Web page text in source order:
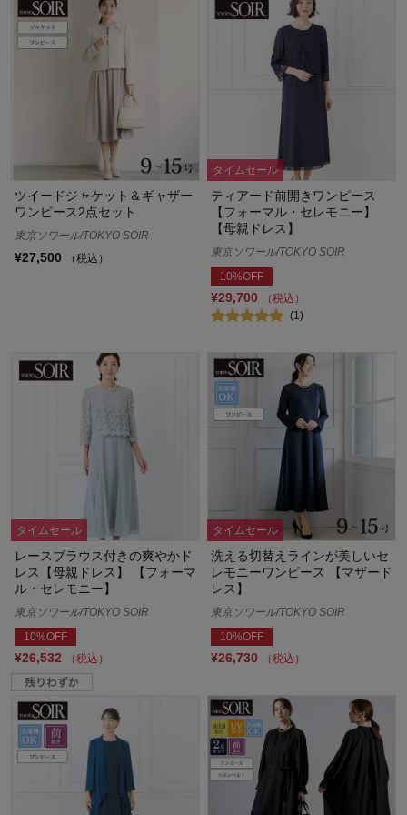
ツイードジャケット＆ギャザー
ワンピース2点セット
東京ソワール/TOKYO SOIR
¥27,500 （税込）
タイムセール
ティアード前開きワンピース
【フォーマル・セレモニー】
【母親ドレス】
東京ソワール/TOKYO SOIR
10%OFF
¥29,700
（税込）
(1)
タイムセール
レースブラウス付きの爽やかド
レス【母親ドレス】 【フォーマ
ル・セレモニー】
東京ソワール/TOKYO SOIR
10%OFF
¥26,532 （税込）
タイムセール
洗える切替えラインが美しいセ
レモニーワンピース 【マザード
レス】
東京ソワール/TOKYO SOIR
10%OFF
¥26,730 （税込）